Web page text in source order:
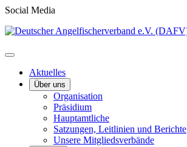
Social Media
Aktuelles
Über uns
Organisation
Präsidium
Hauptamtliche
Satzungen, Leitlinien und Berichte
Unsere Mitgliedsverbände